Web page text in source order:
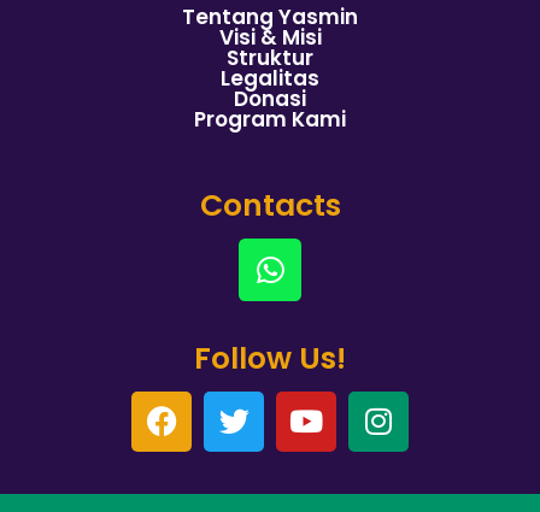
Tentang Yasmin
Visi & Misi
Struktur
Legalitas
Donasi
Program Kami
Contacts
Follow Us!